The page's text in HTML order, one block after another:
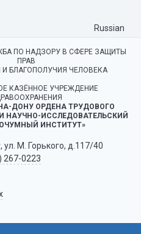
Russian
ПО НАДЗОРУ В СФЕРЕ ЗАЩИТЫ
ПРАВ
И БЛАГОПОЛУЧИЯ ЧЕЛОВЕКА
КАЗЁННОЕ УЧРЕЖДЕНИЕ
ДОНУ ОРДЕНА ТРУДОВОГО
НАУЧНО-ИССЛЕДОВАТЕЛЬСКИЙ
ИНСТИТУТ»
М. Горького, д.117/40
267-0223